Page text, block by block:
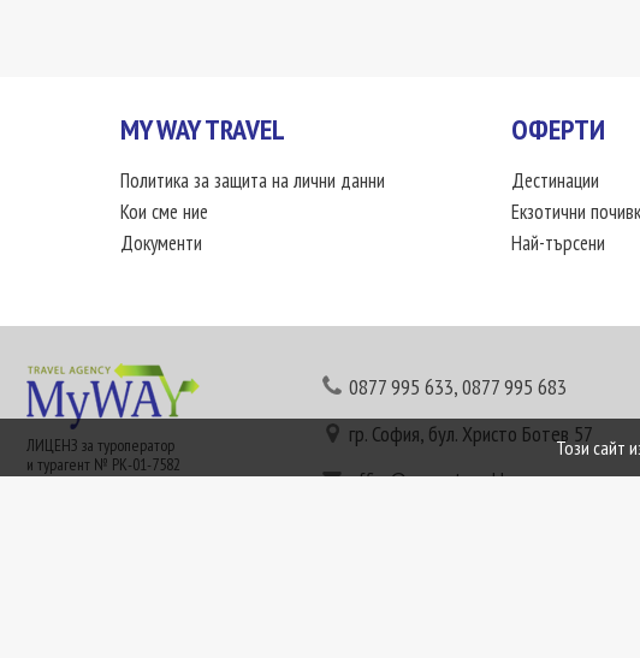
MY WAY TRAVEL
Политика за защита на лични данни
Кои сме ние
Документи
ОФЕРТИ
Дестинации
Екзотични
Най-търсени
ЛИЦЕНЗ за туроператор
и турагент № РК-01-7582
0877 995 633,0877 995 683
гр. София, бул. Христо Ботев 57
office@mywaytravel.bg
Този сайт